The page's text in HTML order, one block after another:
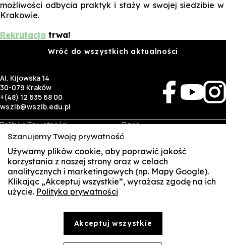
możliwości odbycia praktyk i staży w swojej siedzibie w
Krakowie.
Rekrutacja trwa!
Wróć do wszystkich aktualności
Al. Kijowska 14
30-079 Kraków
+(48) 12 635 68 00
wszib@wszib.edu.pl
Polityka Prywatności
RODO
Identyfikacja wizualna
O nas
Rekrutacja
Studia
Kontakt
Biznes
Wynajem sal
Targi pracy
Student
Multis Multum
Treści zawarte na stronie www.wszib.edu.pl oraz jej podstronach stanowią, o ile nie wskazano
Szanujemy Twoją prywatność
Używamy plików cookie, aby poprawić jakość
korzystania z naszej strony oraz w celach
analitycznych i marketingowych (np. Mapy Google).
Klikając „Akceptuj wszystkie”, wyrażasz zgodę na ich
użycie. Polityka prywatności
Akceptuj wszystkie